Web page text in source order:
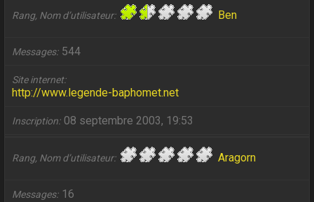
Rang, Nom d’utilisateur Ben
Messages 544
Site internet
http://www.legende-baphomet.net
Inscription 08 septembre 2003, 19:53
Rang, Nom d’utilisateur Aragorn
Messages 16